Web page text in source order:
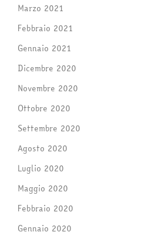
Marzo 2021
Febbraio 2021
Gennaio 2021
Dicembre 2020
Novembre 2020
Ottobre 2020
Settembre 2020
Agosto 2020
Luglio 2020
Maggio 2020
Febbraio 2020
Gennaio 2020